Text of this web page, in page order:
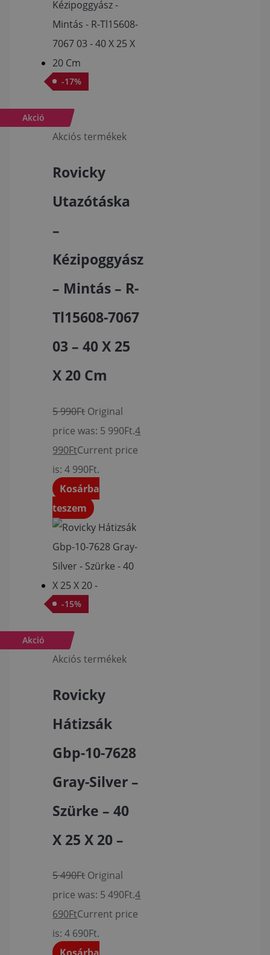
-17%
Akció
Akciós termékek
Rovicky
Utazótáska
–
Kézipoggyász
– Mintás – R-
Tl15608-7067
03 – 40 X 25
X 20 Cm
5 990Ft Original
price was: 5 990Ft.4
990FtCurrent price
is: 4 990Ft.
Kosárba
teszem
-15%
Akció
Akciós termékek
Rovicky
Hátizsák
Gbp-10-7628
Gray-Silver –
Szürke – 40
X 25 X 20 –
5 490Ft Original
price was: 5 490Ft.4
690FtCurrent price
is: 4 690Ft.